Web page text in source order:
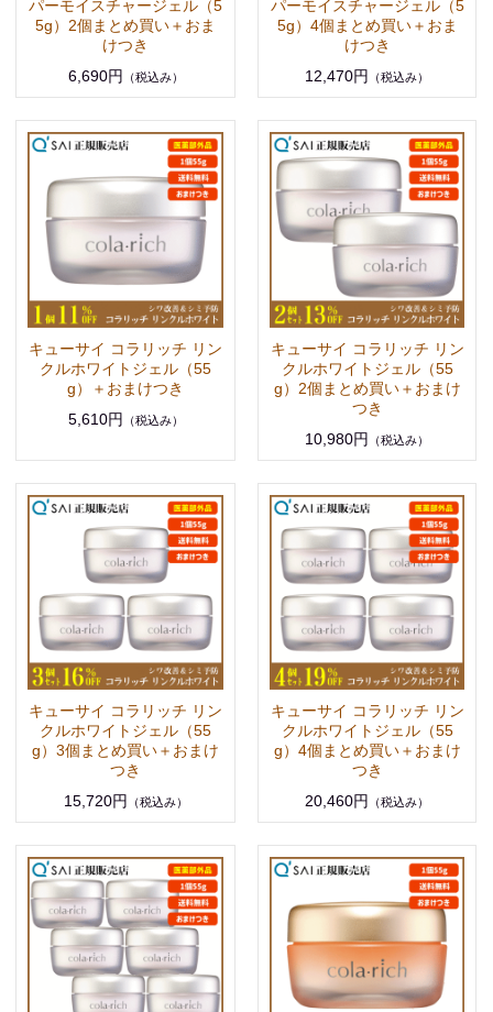
パーモイスチャージェル（5
5g）2個まとめ買い＋おま
けつき
6,690円
（税込み）
パーモイスチャージェル（5
5g）4個まとめ買い＋おま
けつき
12,470円
（税込み）
キューサイ コラリッチ リン
クルホワイトジェル（55
g）＋おまけつき
5,610円
（税込み）
キューサイ コラリッチ リン
クルホワイトジェル（55
g）2個まとめ買い＋おまけ
つき
10,980円
（税込み）
キューサイ コラリッチ リン
クルホワイトジェル（55
g）3個まとめ買い＋おまけ
つき
15,720円
（税込み）
キューサイ コラリッチ リン
クルホワイトジェル（55
g）4個まとめ買い＋おまけ
つき
20,460円
（税込み）